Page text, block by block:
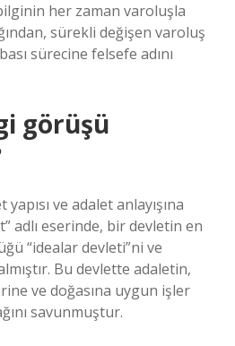
her zaman varoluşla
sürekli değişen varoluş
sürecine felsefe adını
görüşü
ve adalet anlayışına
adlı eserinde, bir devletin en
“idealar devleti”ni ve
Bu devlette adaletin,
ve doğasına uygun işler
savunmuştur.